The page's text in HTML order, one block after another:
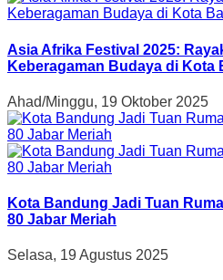
Asia Afrika Festival 2025:
Keberagaman Budaya di Kota
Ahad/Minggu, 19 Oktober 2025
Kota Bandung Jadi Tuan
80 Jabar Meriah
Selasa, 19 Agustus 2025